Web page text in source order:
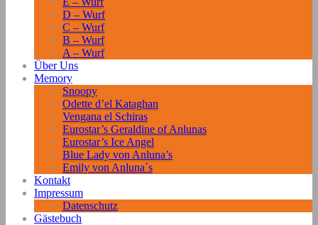
D – Wurf
C – Wurf
B – Wurf
A – Wurf
Über Uns
Memory
Snoopy
Odette d’el Kataghan
Vengana el Schiras
Eurostar’s Geraldine of Anlunas
Eurostar’s Ice Angel
Blue Lady von Anluna’s
Emily von Anluna´s
Kontakt
Impressum
Datenschutz
Gästebuch